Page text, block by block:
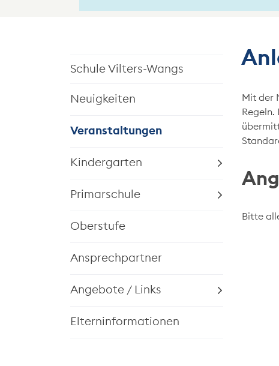
Schule Vilters-Wangs
Neuigkeiten
Veranstaltungen
Kindergarten
Primarschule
Oberstufe
Ansprechpartner
Angebote / Links
Elterninformationen
Mit der
Regeln.
Bitte